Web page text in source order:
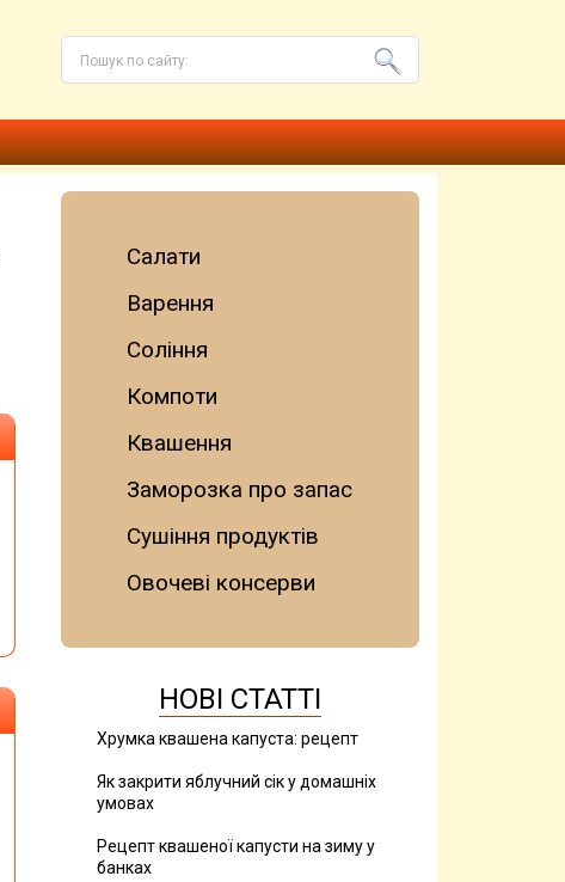
Салати
Варення
Соління
Компоти
Квашення
Заморозка про запас
Сушіння продуктів
Овочеві консерви
НОВІ СТАТТІ
Хрумка квашена капуста: рецепт
Як закрити яблучний сік у домашніх
умовах
Рецепт квашеної капусти на зиму у
банках